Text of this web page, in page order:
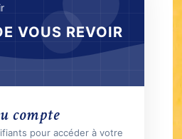
VOUS REVOIR
compte
pour accéder à votre